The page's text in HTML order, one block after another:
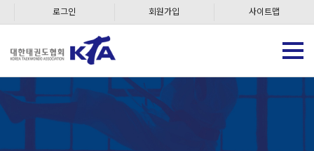
로그인 회원가입 사이트맵